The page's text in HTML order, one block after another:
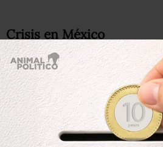
Crisis en México
“Sí estamos hablando de una
crisis de derechos humanos, que
ausencia o debilidad del Estado, y
llega a niveles de precariedad,
cooperación internacional es
reconoció Encinas sobre la